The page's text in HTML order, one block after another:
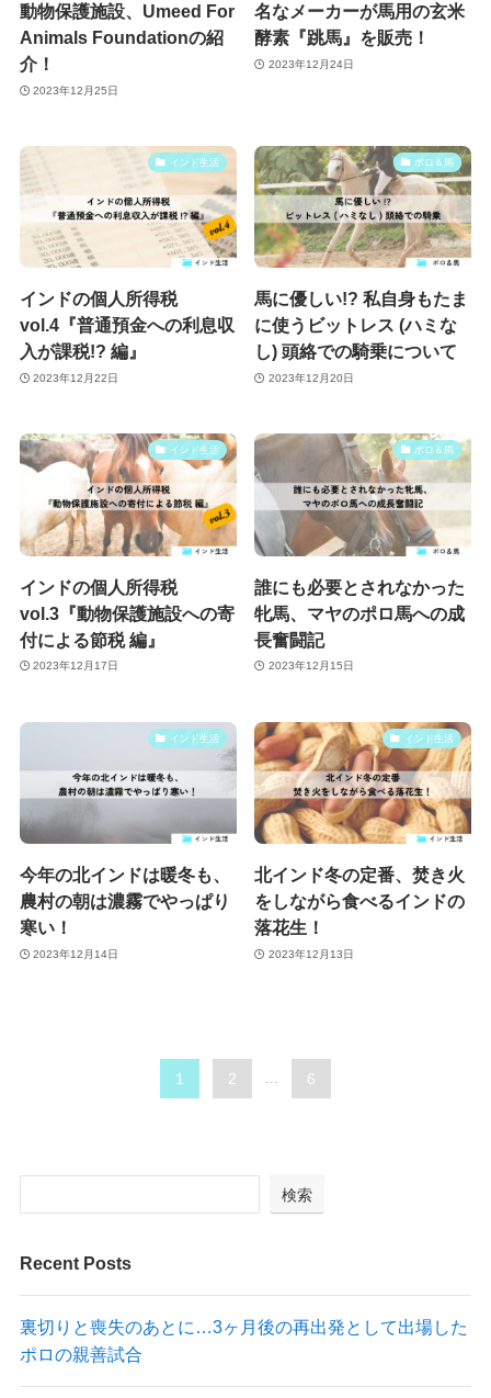
動物保護施設、Umeed For
Animals Foundationの紹
介！
2023年12月25日
名なメーカーが馬用の玄米
酵素『跳馬』を販売！
2023年12月24日
インド生活
インドの個人所得税
vol.4『普通預金への利息収
入が課税!? 編』
2023年12月22日
ポロ＆馬
馬に優しい!? 私自身もたま
に使うビットレス (ハミな
し) 頭絡での騎乗について
2023年12月20日
インド生活
インドの個人所得税
vol.3『動物保護施設への寄
付による節税 編』
2023年12月17日
ポロ＆馬
誰にも必要とされなかった
牝馬、マヤのポロ馬への成
長奮闘記
2023年12月15日
インド生活
今年の北インドは暖冬も、
農村の朝は濃霧でやっぱり
寒い！
2023年12月14日
インド生活
北インド冬の定番、焚き火
をしながら食べるインドの
落花生！
2023年12月13日
1 2 6
検索
Recent Posts
裏切りと喪失のあとに…3ヶ月後の再出発として出場した
ポロの親善試合